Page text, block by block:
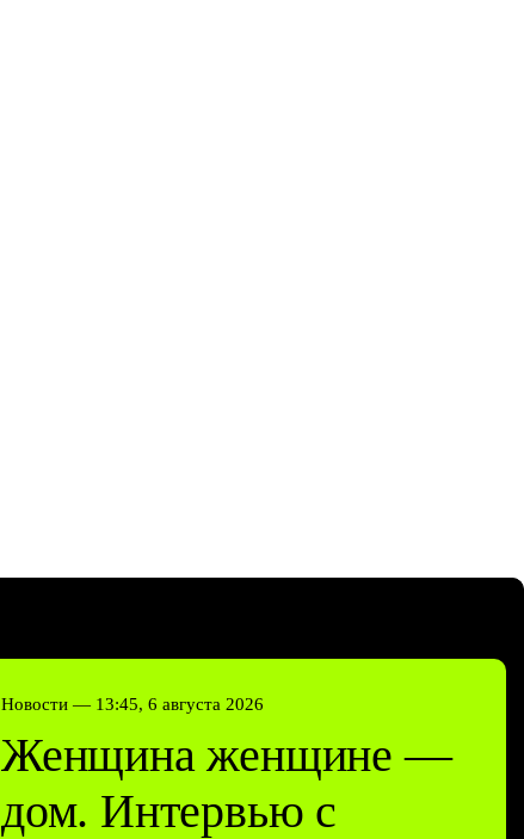
Новости — 13:45, 6 августа 2026
Женщина женщине —
дом. Интервью с